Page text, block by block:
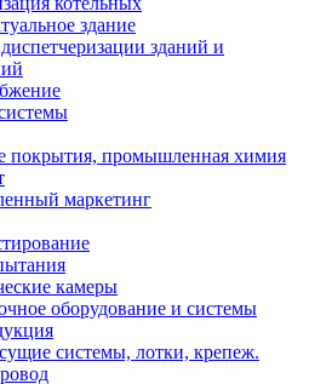
здание
зданий и
покрытия, промышленная химия
маркетинг
камеры
оборудование и системы
системы, лотки, крепеж.